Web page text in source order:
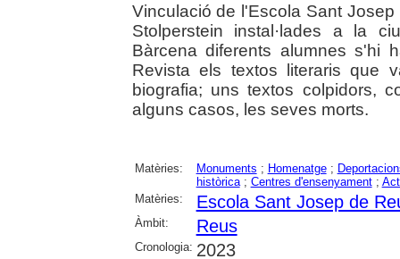
Vinculació de l'Escola Sant
Stolperstein instal·lades a la
Bàrcena diferents alumnes s'hi
Revista els textos literaris que
biografia; uns textos colpidors,
alguns casos, les seves morts.
Matèries: Monuments ; Homenatge;
històrica; Centres d'ensenyament;
Matèries:
Escola Sant Josep de
Àmbit: Reus
Cronologia: 2023